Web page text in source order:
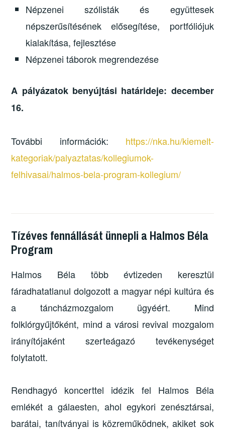
Népzenei szólisták és együttesek
népszerűsítésének elősegítése, portfóliójuk
kialakítása, fejlesztése
Népzenei táborok megrendezése
A pályázatok benyújtási határideje: december
16.
További információk: https://nka.hu/kiemelt-
kategoriak/palyaztatas/kollegiumok-
felhivasai/halmos-bela-program-kollegium/
Tízéves fennállását ünnepli a Halmos Béla
Program
Halmos Béla több évtizeden keresztül
fáradhatatlanul dolgozott a magyar népi kultúra és
a táncházmozgalom ügyéért. Mind
folklórgyűjtőként, mind a városi revival mozgalom
irányítójaként szerteágazó tevékenységet
folytatott.
Rendhagyó koncerttel idézik fel Halmos Béla
emlékét a gálaesten, ahol egykori zenésztársai,
barátai, tanítványai is közreműködnek, akiket sok